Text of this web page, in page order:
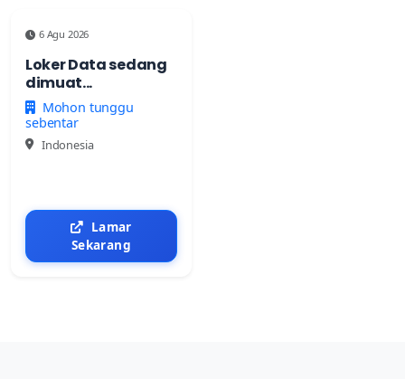
6 Agu 2026
Loker Data sedang
dimuat...
Mohon tunggu
sebentar
Indonesia
Lamar
Sekarang